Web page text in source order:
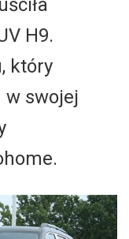
H9.
który
w swojej